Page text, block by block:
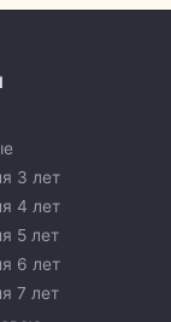
3 лет
4 лет
5 лет
6 лет
7 лет